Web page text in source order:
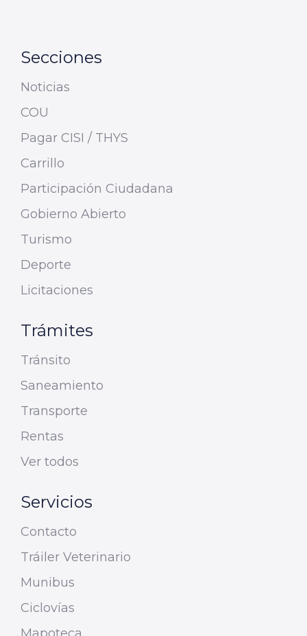
Secciones
Noticias
COU
Pagar CISI / THYS
Carrillo
Participación Ciudadana
Gobierno Abierto
Turismo
Deporte
Licitaciones
Trámites
Tránsito
Saneamiento
Transporte
Rentas
Ver todos
Servicios
Contacto
Tráiler Veterinario
Munibus
Ciclovías
Mapoteca